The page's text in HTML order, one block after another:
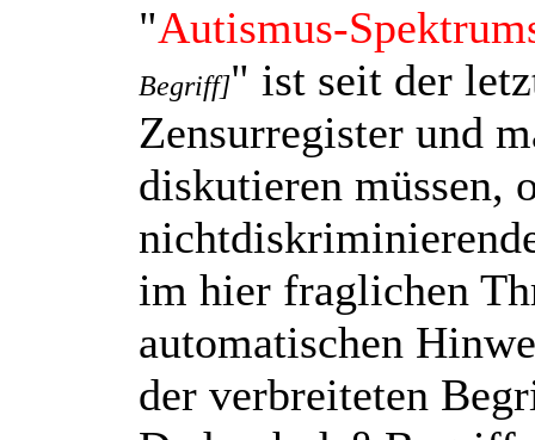
"Autismus-
Begriff]" ist seit der
Zensurregister und
diskutieren müssen,
im hier fraglichen
automatischen
der verbreiteten